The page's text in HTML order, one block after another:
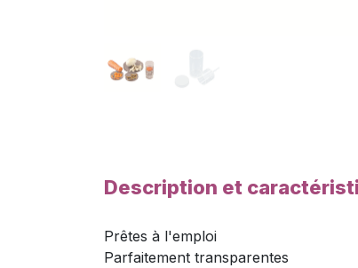
Description et
Prêtes à l'emploi
Parfaitement transparentes